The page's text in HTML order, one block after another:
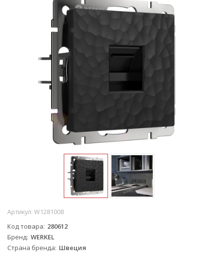
Артикул: W1281008
Код товара 280612
Бренд WERKEL
Страна бренда Швеция